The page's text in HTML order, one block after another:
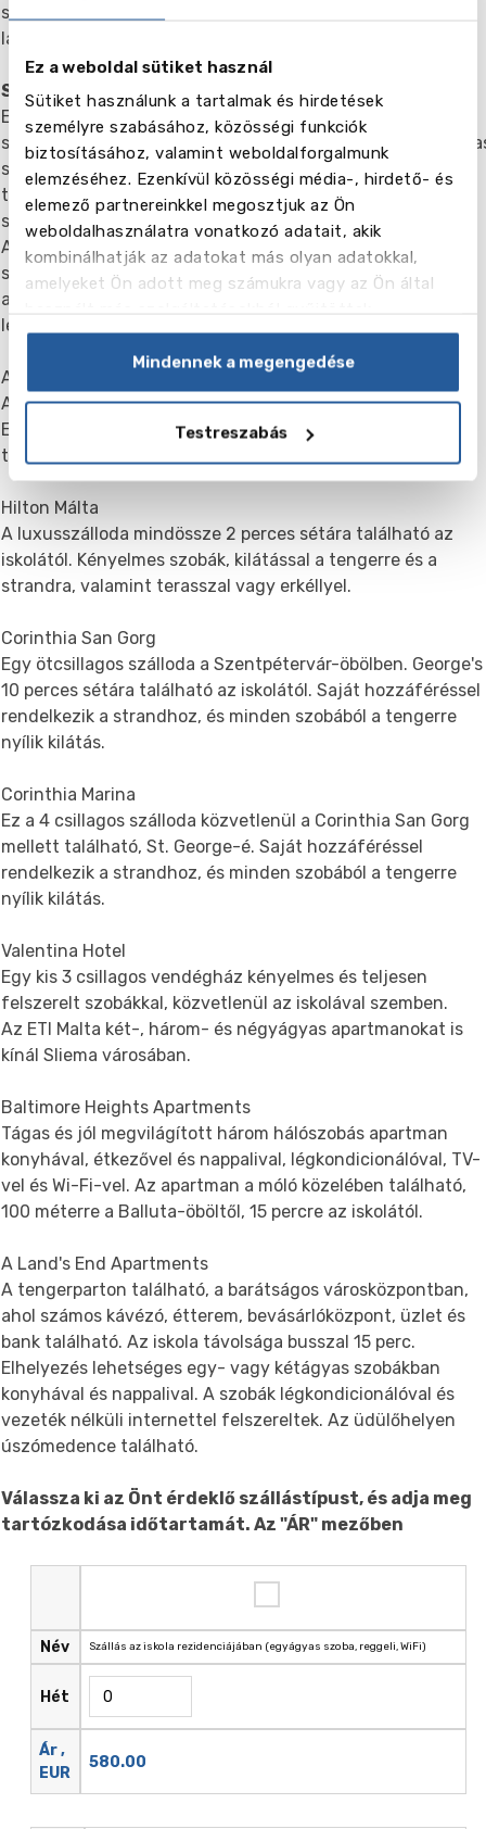
Ez a weboldal sütiket használ
Sütiket használunk a tartalmak és hirdetések
személyre szabásához, közösségi funkciók
biztosításához, valamint weboldalforgalmunk
elemzéséhez. Ezenkívül közösségi média-, hirdető- és
elemező partnereinkkel megosztjuk az Ön
weboldalhasználatra vonatkozó adatait, akik
kombinálhatják az adatokat más olyan adatokkal,
amelyeket Ön adott meg számukra vagy az Ön által
Mindennek a megengedése
Testreszabás
sorházakon át a villákig. A legtöbb család sétatávolságra
lakik az iskolától.
Szállás az iskola rezidenciájában
Ez a fajta szállás ideális azoknak, akik az iskolához közel
szeretnének lakni, szállodai környezetben. Modern
szobák fürdőszobával, légkondicionálóval és TV-vel. Az ár
tartalmazza a reggelit, amelyet a helyszíni kávézóban
szolgálnak fel.
Az ETI Malta megfizethető szállást kínál különböző
színvonalú szállodákban, sétatávolságra az iskolától. Az
alábbiakban bemutatjuk iskolánk diákjai körében a
legnépszerűbb szállodákat.
A George-Urban Boutique Hotel
Az új exkluzív szálloda az iskolával szemben található.
Elhelyezés nagy luxus szobákban lehetséges. A szálloda
területén beltéri és kültéri úszómedencék is találhatók.
Hilton Málta
A luxusszálloda mindössze 2 perces sétára található az
iskolától. Kényelmes szobák, kilátással a tengerre és a
strandra, valamint terasszal vagy erkéllyel.
Corinthia San Gorg
Egy ötcsillagos szálloda a Szentpétervár-öbölben. George's
10 perces sétára található az iskolától. Saját hozzáféréssel
rendelkezik a strandhoz, és minden szobából a tengerre
nyílik kilátás.
Corinthia Marina
Ez a 4 csillagos szálloda közvetlenül a Corinthia San Gorg
mellett található, St. George-é. Saját hozzáféréssel
rendelkezik a strandhoz, és minden szobából a tengerre
nyílik kilátás.
Valentina Hotel
Egy kis 3 csillagos vendégház kényelmes és teljesen
felszerelt szobákkal, közvetlenül az iskolával szemben.
Az ETI Malta két-, három- és négyágyas apartmanokat is
kínál Sliema városában.
Baltimore Heights Apartments
Tágas és jól megvilágított három hálószobás apartman
konyhával, étkezővel és nappalival, légkondicionálóval, TV-
vel és Wi-Fi-vel. Az apartman a móló közelében található,
100 méterre a Balluta-öböltől, 15 percre az iskolától.
A Land's End Apartments
A tengerparton található, a barátságos városközpontban,
ahol számos kávézó, étterem, bevásárlóközpont, üzlet és
bank található. Az iskola távolsága busszal 15 perc.
Elhelyezés lehetséges egy- vagy kétágyas szobákban
konyhával és nappalival. A szobák légkondicionálóval és
vezeték nélküli internettel felszereltek. Az üdülőhelyen
úszómedence található.
Válassza ki az Önt érdeklő szállástípust, és adja meg
tartózkodása időtartamát. Az "ÁR" mezőben
Név
Hét
Ár ,
EUR
Szállás az iskola rezidenciájában (egyágyas szoba, reggeli, WiFi)
580.00